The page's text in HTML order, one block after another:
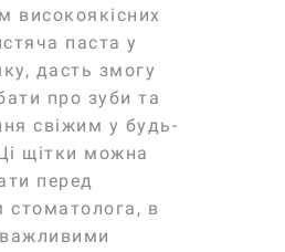
високоякісних
паста у
дасть змогу
про зуби та
свіжим у будь-
щітки можна
перед
стоматолога, в